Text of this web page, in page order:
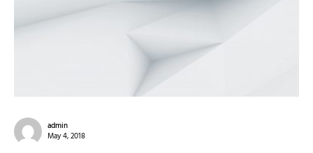
admin
May 4, 2018